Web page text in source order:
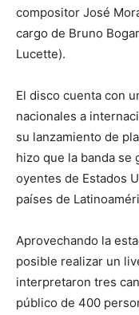
compositor José
cargo de Bruno
Lucette).
El disco cuenta con
nacionales a
su lanzamiento de
hizo que la banda se
oyentes de Estados
países de
Aprovechando la
posible realizar un
interpretaron tres
público de 400